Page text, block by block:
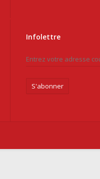
Infolettre
S'abonner